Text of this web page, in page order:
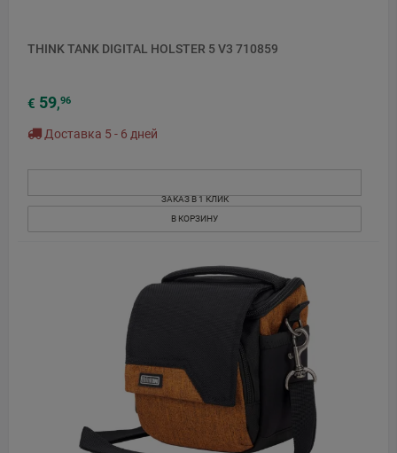
THINK TANK DIGITAL HOLSTER 5 V3 710859
€ 59,96
Доставка 5 - 6 дней
ЗАКАЗ В 1 КЛИК
В КОРЗИНУ